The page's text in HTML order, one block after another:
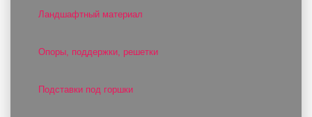
Ландшафтный материал
Опоры, поддержки, решетки
Подставки под горшки